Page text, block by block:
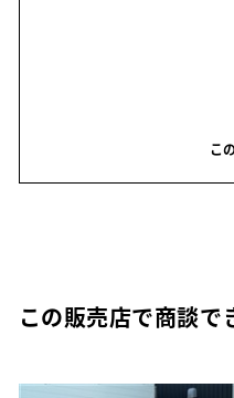
こ
この販売店で商談で